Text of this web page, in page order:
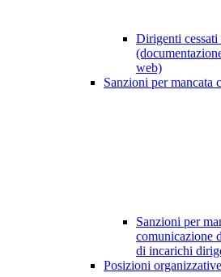
Dirigenti
web)
Sanzioni per mancata
Sanzioni per
comunicazione
di incarichi
Posizioni organizzative